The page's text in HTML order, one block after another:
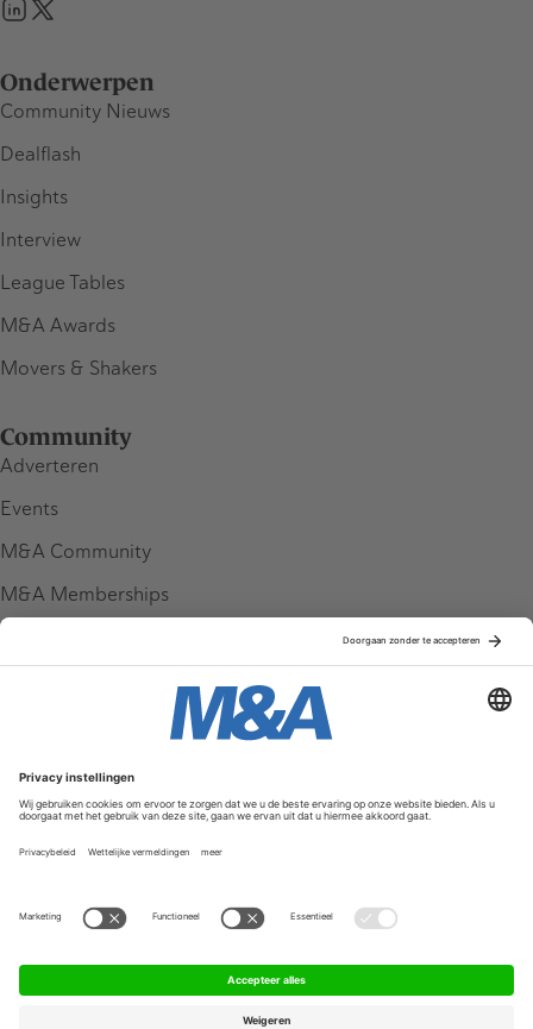
Onderwerpen
Community Nieuws
Dealflash
Insights
Interview
League Tables
M&A Awards
Movers & Shakers
Community
Adverteren
Events
M&A Community
M&A Memberships
Service & Contact
Contact
FAQ
Werken bij ons
Algemene Voorwaarden